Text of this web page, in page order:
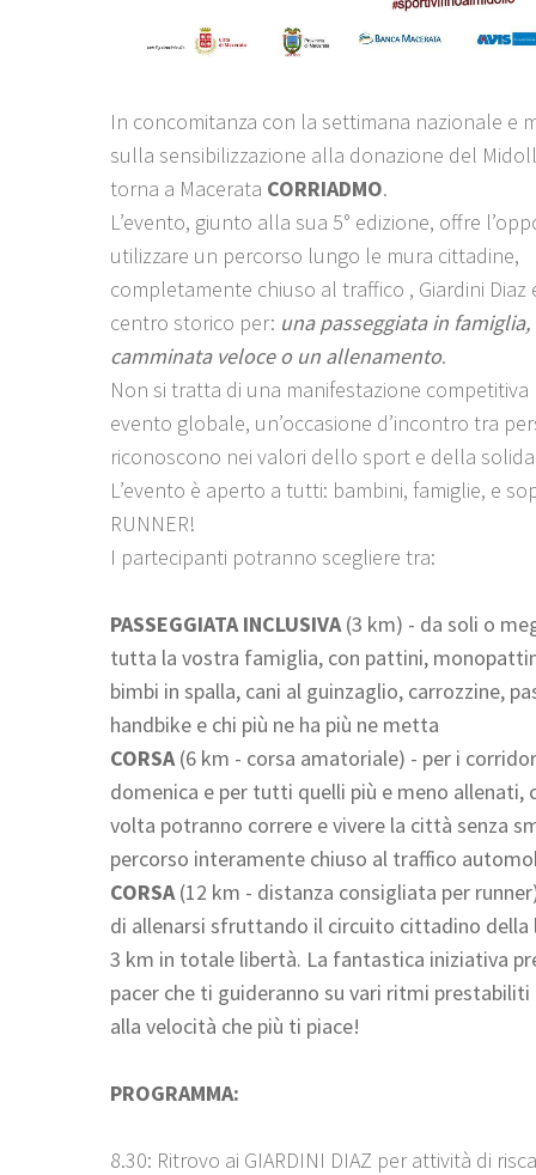
In concomitanza con la settimana nazionale e
sulla sensibilizzazione alla donazione del
torna a Macerata CORRIADMO.
L’evento, giunto alla sua 5° edizione, offre
utilizzare un percorso lungo le mura cittadine,
completamente chiuso al traffico , Giardini Diaz
centro storico per: una passeggiata in famiglia,
camminata veloce o un allenamento.
Non si tratta di una manifestazione competitiva
evento globale, un’occasione d’incontro tra
riconoscono nei valori dello sport e della
L’evento è aperto a tutti: bambini, famiglie, e
RUNNER!
I partecipanti potranno scegliere tra:
PASSEGGIATA INCLUSIVA(3 km) - da soli o
tutta la vostra famiglia, con pattini,
bimbi in spalla, cani al guinzaglio, carrozzine,
handbike e chi più ne ha più ne metta
CORSA(6 km - corsa amatoriale) - per i
domenica e per tutti quelli più e meno allenati,
volta potranno correre e vivere la città senza
percorso interamente chiuso al traffico
CORSA(12 km - distanza consigliata per
di allenarsi sfruttando il circuito cittadino della
3 km in totale libertà. La fantastica iniziativa
pacer che ti guideranno su vari ritmi prestabiliti
alla velocità che più ti piace!
PROGRAMMA:
8.30: Ritrovo ai GIARDINI DIAZ per attività di